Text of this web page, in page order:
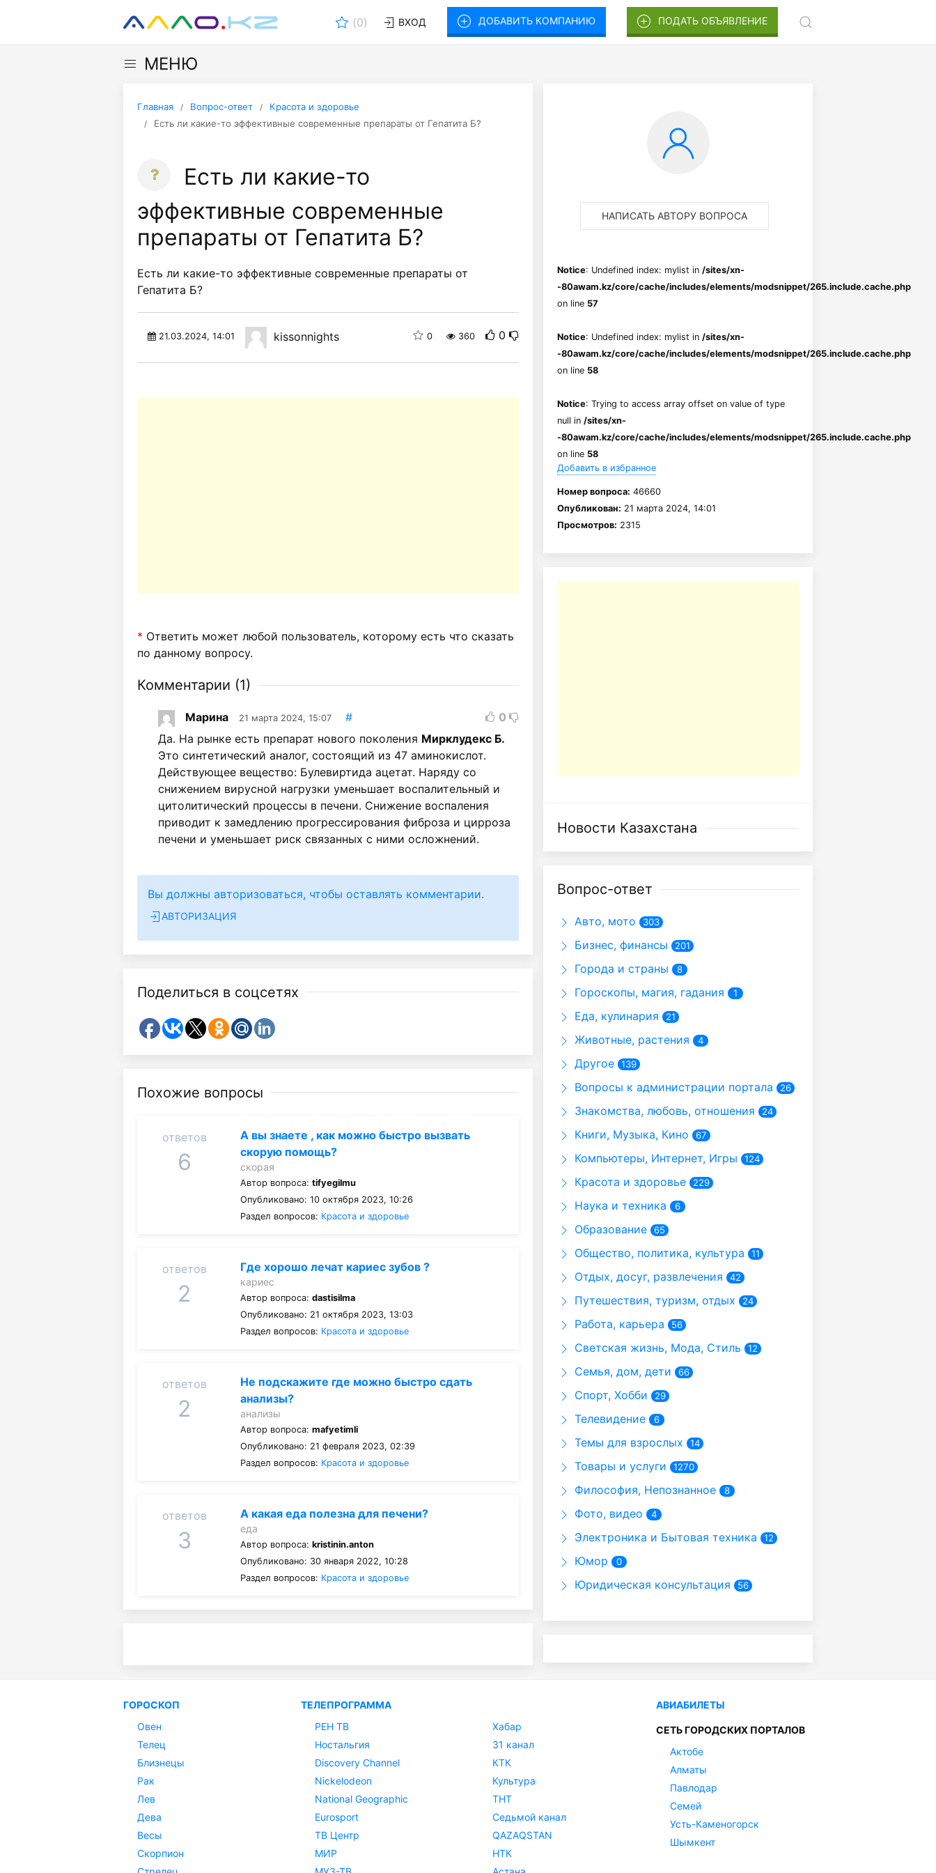
(0) ВХОД ДОБАВИТЬ КОМПАНИЮ ПОДАТЬ ОБЪЯВЛЕНИЕ
МЕНЮ
Главная Вопрос-ответ
Красота и здоровье
Есть ли какие-то эффективные современные препараты от Гепатита Б?
Есть ли какие-то
эффективные современные
препараты от Гепатита Б?
Есть ли какие-то эффективные современные препараты от
Гепатита Б?
21.03.2024, 14:01 kissonnights 0 360 0
* Ответить может любой пользователь, которому есть что сказать
по данному вопросу.
Комментарии (1)
Марина 21 марта 2024, 15:07 #
0
Да. На рынке есть препарат нового поколения Мирклудекс Б.
Это синтетический аналог, состоящий из 47 аминокислот.
Действующее вещество: Булевиртида ацетат. Наряду со
снижением вирусной нагрузки уменьшает воспалительный и
цитолитический процессы в печени. Снижение воспаления
приводит к замедлению прогрессирования фиброза и цирроза
печени и уменьшает риск связанных с ними осложнений.
Вы должны авторизоваться, чтобы оставлять комментарии.
АВТОРИЗАЦИЯ
Поделиться в соцсетях
Похожие вопросы
ответов
6
А вы знаете , как можно быстро вызвать
скорую помощь?
скорая
Автор вопроса:tifyegilmu
Опубликовано: 10 октября 2023, 10:26
Раздел вопросов: Красота и здоровье
ответов
2
Где хорошо лечат кариес зубов ?
кариес
Автор вопроса:dastisilma
Опубликовано: 21 октября 2023, 13:03
Раздел вопросов: Красота и здоровье
ответов
2
Не подскажите где можно быстро сдать
анализы?
анализы
Автор вопроса:mafyetimli
Опубликовано: 21 февраля 2023, 02:39
Раздел вопросов: Красота и здоровье
ответов
3
А какая еда полезна для печени?
еда
Автор вопроса:kristinin.anton
Опубликовано: 30 января 2022, 10:28
Раздел вопросов: Красота и здоровье
НАПИСАТЬ АВТОРУ ВОПРОСА
Notice: Undefined index: mylist in /sites/xn-
-80awam.kz/core/cache/includes/elements/modsnippet/265.include.cache.php
on line 57
Notice: Undefined index: mylist in /sites/xn-
-80awam.kz/core/cache/includes/elements/modsnippet/265.include.cache.php
on line 58
Notice: Trying to access array offset on value of type
null in /sites/xn-
-80awam.kz/core/cache/includes/elements/modsnippet/265.include.cache.php
on line 58
Добавить в избранное
Номер вопроса: 46660
Опубликован: 21 марта 2024, 14:01
Просмотров: 2315
Новости Казахстана
Вопрос-ответ
Авто, мото 303
Бизнес, финансы 201
Города и страны 8
Гороскопы, магия, гадания 1
Еда, кулинария 21
Животные, растения 4
Другое 139
Вопросы к администрации портала 26
Знакомства, любовь, отношения 24
Книги, Музыка, Кино 67
Компьютеры, Интернет, Игры 124
Красота и здоровье 229
Наука и техника 6
Образование 65
Общество, политика, культура 11
Отдых, досуг, развлечения 42
Путешествия, туризм, отдых 24
Работа, карьера 56
Светская жизнь, Мода, Стиль 12
Семья, дом, дети 66
Спорт, Хобби 29
Телевидение 6
Темы для взрослых 14
Товары и услуги 1270
Философия, Непознанное 8
Фото, видео 4
Электроника и Бытовая техника 12
Юмор 0
Юридическая консультация 56
ГОРОСКОП
Овен
Телец
Близнецы
Рак
Лев
Дева
Весы
Скорпион
ТЕЛЕПРОГРАММА
РЕН ТВ
Ностальгия
Discovery Channel
Nickelodeon
National Geographic
Eurosport
ТВ Центр
МИР
Хабар
31 канал
КТК
Культура
ТНТ
Седьмой канал
QAZAQSTAN
НТК
АВИАБИЛЕТЫ
СЕТЬ ГОРОДСКИХ ПОРТАЛОВ
Актобе
Алматы
Павлодар
Семей
Усть-Каменогорск
Шымкент